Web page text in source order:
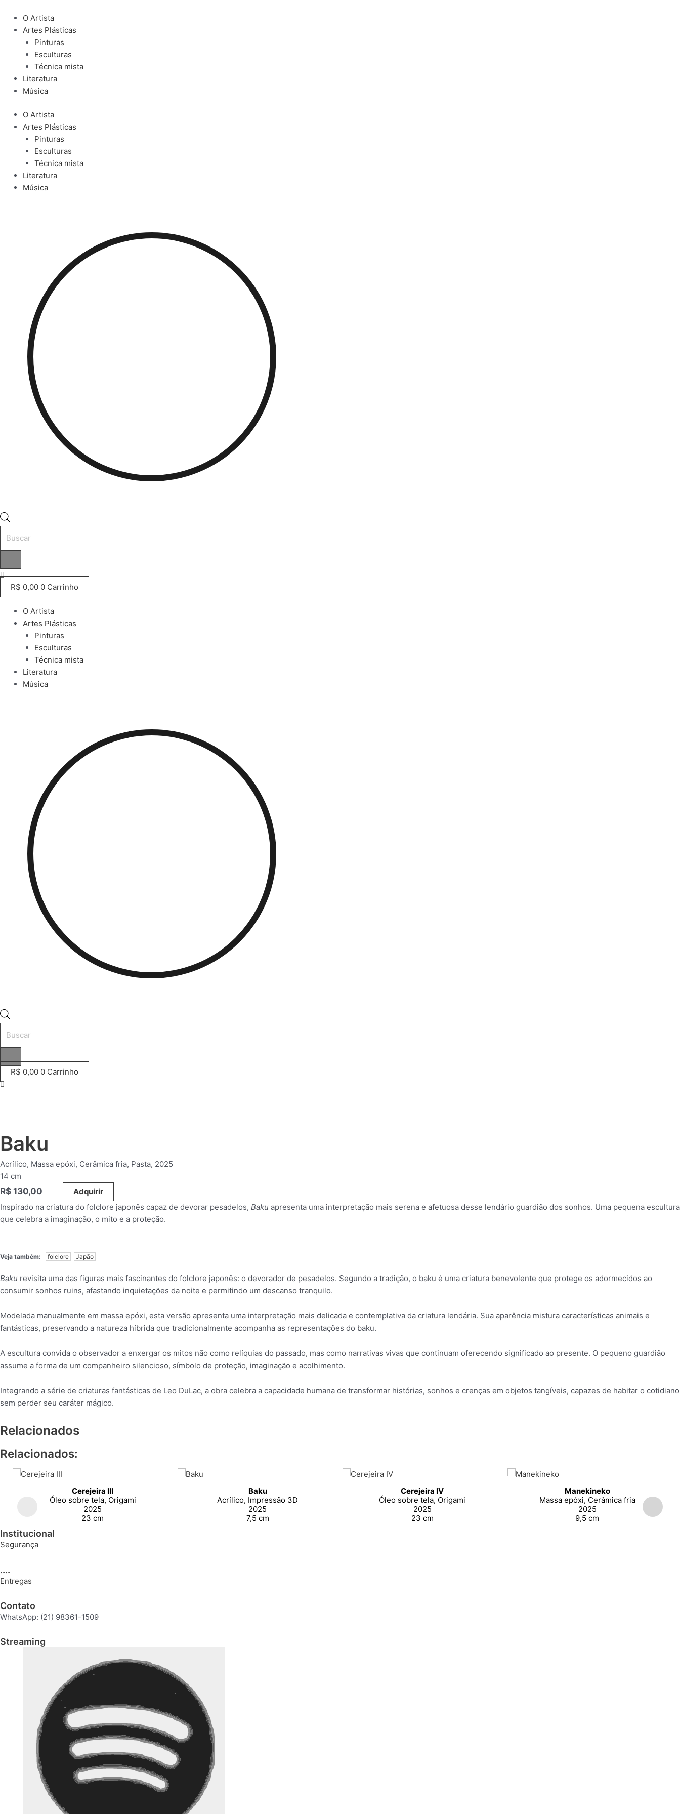
para
conteúdo
O Artista
Artes Plásticas
Pinturas
Esculturas
Técnica mista
Literatura
Música
O Artista
Artes Plásticas
Pinturas
Esculturas
Técnica mista
Literatura
Música
produtos
R$ 0,00 0 Carrinho
O Artista
Artes Plásticas
Pinturas
Esculturas
Técnica mista
Literatura
Música
produtos
R$ 0,00 0 Carrinho
Baku
Acrílico, Massa epóxi, Cerâmica fria, Pasta, 2025
14 cm
R$ 130,00
Adquirir
Inspirado na criatura do folclore japonês capaz de devorar pesadelos, Baku apresenta uma interpretação mais serena e afetuosa desse lendário guardião dos sonhos. Uma pequena escultura
que celebra a imaginação, o mito e a proteção.
Veja também: folclore Japão
Baku revisita uma das figuras mais fascinantes do folclore japonês: o devorador de pesadelos. Segundo a tradição, o baku é uma criatura benevolente que protege os adormecidos ao
consumir sonhos ruins, afastando inquietações da noite e permitindo um descanso tranquilo.
Modelada manualmente em massa epóxi, esta versão apresenta uma interpretação mais delicada e contemplativa da criatura lendária. Sua aparência mistura características animais e
fantásticas, preservando a natureza híbrida que tradicionalmente acompanha as representações do baku.
A escultura convida o observador a enxergar os mitos não como relíquias do passado, mas como narrativas vivas que continuam oferecendo significado ao presente. O pequeno guardião
assume a forma de um companheiro silencioso, símbolo de proteção, imaginação e acolhimento.
Integrando a série de criaturas fantásticas de Leo DuLac, a obra celebra a capacidade humana de transformar histórias, sonhos e crenças em objetos tangíveis, capazes de habitar o cotidiano
sem perder seu caráter mágico.
Relacionados
Relacionados:
Cerejeira III
Óleo sobre tela, Origami
2025
23 cm
Baku
Acrílico, Impressão 3D
2025
7,5 cm
Cerejeira IV
Óleo sobre tela, Origami
2025
23 cm
Manekineko
Massa epóxi, Cerâmica fria
2025
9,5 cm
Institucional
Segurança
....
Entregas
Contato
WhatsApp: (21) 98361-1509
Streaming